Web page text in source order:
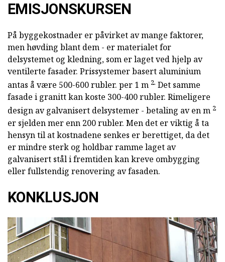
EMISJONSKURSEN
På byggekostnader er påvirket av mange faktorer,
men høvding blant dem - er materialet for
delsystemet og kledning, som er laget ved hjelp av
ventilerte fasader. Prissystemer basert aluminium
antas å være 500-600 rubler. per 1 m 2. Det samme
fasade i granitt kan koste 300-400 rubler. Rimeligere
design av galvanisert delsystemer - betaling av en m 2
er sjelden mer enn 200 rubler. Men det er viktig å ta
hensyn til at kostnadene senkes er berettiget, da det
er mindre sterk og holdbar ramme laget av
galvanisert stål i fremtiden kan kreve ombygging
eller fullstendig renovering av fasaden.
KONKLUSJON